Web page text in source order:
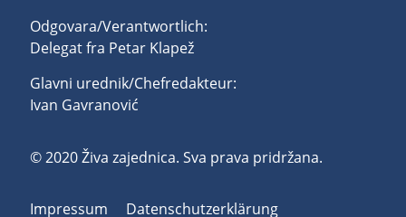
Odgovara/Verantwortlich:
Delegat fra Petar Klapež
Glavni urednik/Chefredakteur:
Ivan Gavranović
© 2020 Živa zajednica. Sva prava pridržana.
Impressum
Datenschutzerklärung